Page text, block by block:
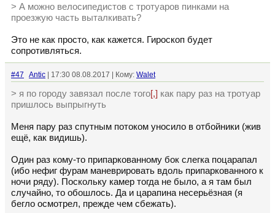
> А можно велосипедистов с тротуаров пинками на
проезжую часть выталкивать?
Это не как просто, как кажется. Гироскоп будет
сопротивляться.
#47 Antic | 17:30 08.08.2017 | Кому: Walet
> я по городу завязал после того[,] как пару раз на тротуар
пришлось выпрыгнуть
Меня пару раз спутным потоком уносило в отбойники (жив
ещё, как видишь).
Один раз кому-то припаркованному бок слегка поцарапал
(ибо нефиг фурам маневрировать вдоль припаркованного к
ночи ряду). Поскольку камер тогда не было, а я там был
случайно, то обошлось. Да и царапина несерьёзная (я
бегло осмотрел, прежде чем сбежать).